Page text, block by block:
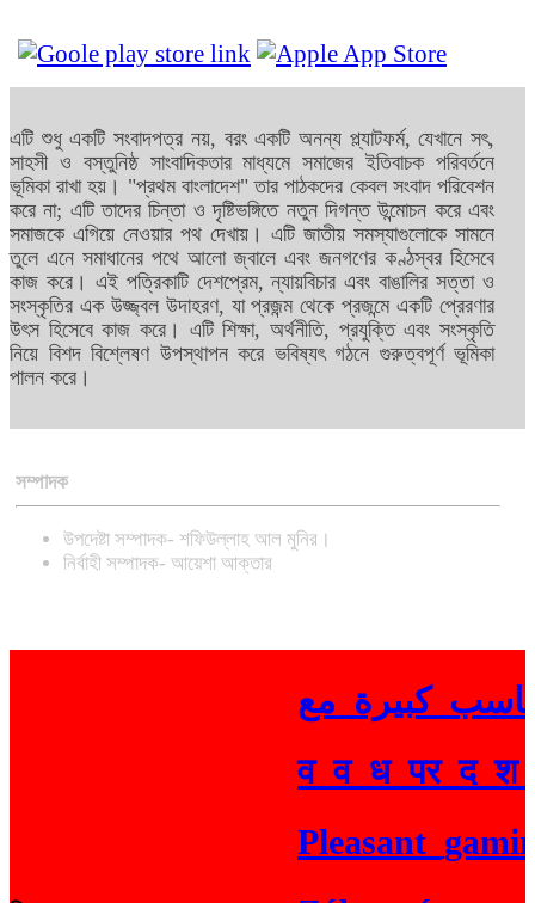
এটি শুধু একটি সংবাদপত্র নয়, বরং একটি অনন্য প্ল্যাটফর্ম, যেখানে সৎ,
সাহসী ও বস্তুনিষ্ঠ সাংবাদিকতার মাধ্যমে সমাজের ইতিবাচক পরিবর্তনে
ভূমিকা রাখা হয়। "প্রথম বাংলাদেশ" তার পাঠকদের কেবল সংবাদ পরিবেশন
করে না; এটি তাদের চিন্তা ও দৃষ্টিভঙ্গিতে নতুন দিগন্ত উন্মোচন করে এবং
সমাজকে এগিয়ে নেওয়ার পথ দেখায়। এটি জাতীয় সমস্যাগুলোকে সামনে
তুলে এনে সমাধানের পথে আলো জ্বালে এবং জনগণের কণ্ঠস্বর হিসেবে
কাজ করে। এই পত্রিকাটি দেশপ্রেম, ন্যায়বিচার এবং বাঙালির সত্তা ও
সংস্কৃতির এক উজ্জ্বল উদাহরণ, যা প্রজন্ম থেকে প্রজন্মে একটি প্রেরণার
উৎস হিসেবে কাজ করে। এটি শিক্ষা, অর্থনীতি, প্রযুক্তি এবং সংস্কৃতি
নিয়ে বিশদ বিশ্লেষণ উপস্থাপন করে ভবিষ্যৎ গঠনে গুরুত্বপূর্ণ ভূমিকা
পালন করে।
সম্পাদক
উপদেষ্টা সম্পাদক- শফিউল্লাহ আল মুনির।
নির্বাহী সম্পাদক- আয়েশা আক্তার